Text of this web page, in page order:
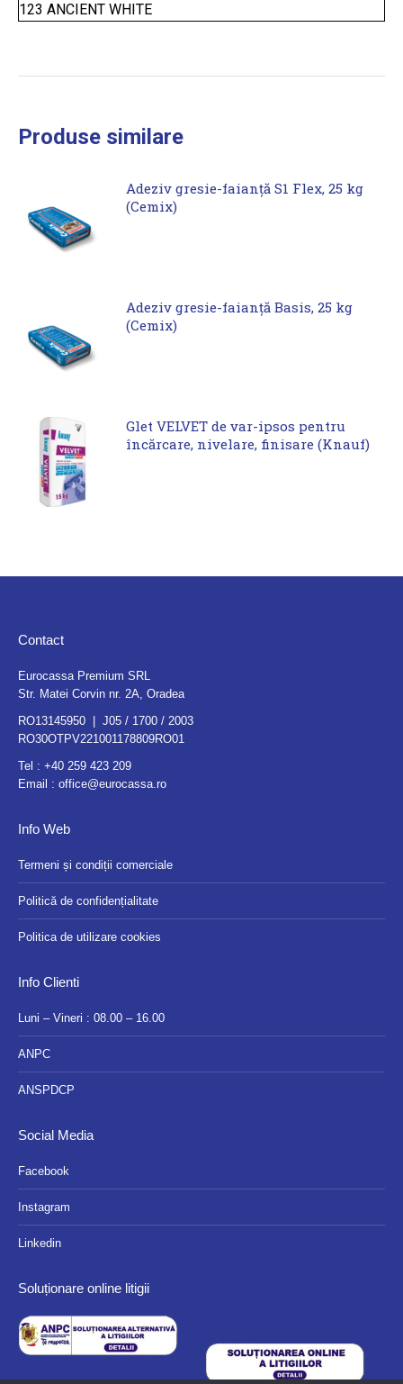
123 ANCIENT WHITE
Produse similare
Adeziv gresie-faianță S1 Flex, 25 kg
(Cemix)
Adeziv gresie-faianță Basis, 25 kg
(Cemix)
Glet VELVET de var-ipsos pentru
încărcare, nivelare, finisare (Knauf)
Contact
Eurocassa Premium SRL
Str. Matei Corvin nr. 2A, Oradea
RO13145950 | J05 / 1700 / 2003
RO30OTPV221001178809RO01
Tel : +40 259 423 209
Email : office@eurocassa.ro
Info Web
Termeni și condiții comerciale
Politică de confidențialitate
Politica de utilizare cookies
Info Clienti
Luni – Vineri : 08.00 – 16.00
ANPC
ANSPDCP
Social Media
Facebook
Instagram
Linkedin
Soluționare online litigii